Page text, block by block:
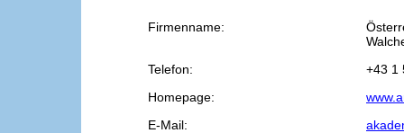
Firmenname:
Telefon:
+43 1
Homepage:
E-Mail: